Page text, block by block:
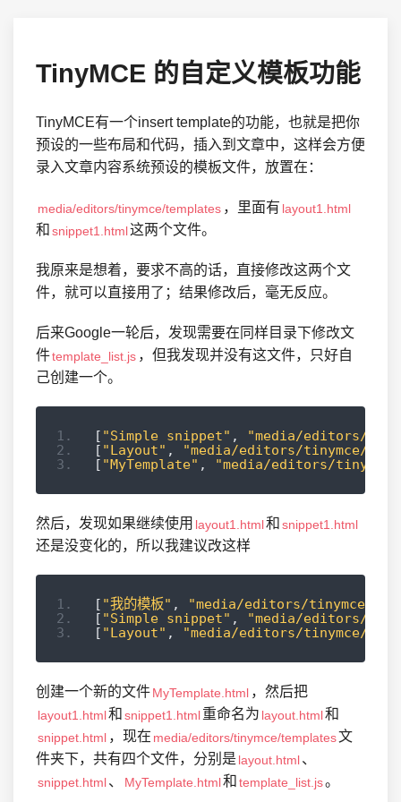
TinyMCE 的自定义模板功能
TinyMCE有一个insert template的功能，也就是把你
预设的一些布局和代码，插入到文章中，这样会方便
录入文章内容系统预设的模板文件，放置在：
media/editors/tinymce/templates ，里面有 layout1.html
和 snippet1.html这两个文件。
我原来是想着，要求不高的话，直接修改这两个文
件，就可以直接用了；结果修改后，毫无反应。
后来Google一轮后，发现需要在同样目录下修改文
件template_list.js ，但我发现并没有这文件，只好自
己创建一个。
[ "Simple snippet" ,
"media/editors/
[ "Layout" ,
"media/editors/tinymce/
[ "MyTemplate" , "media/editors/tinymce/
然后，发现如果继续使用 layout1.html和 snippet1.html
还是没变化的，所以我建议改这样
[ "我的模板" ,
"media/editors/tinymce/
[ "Simple snippet" ,
"media/editors/
[ "Layout" , "media/editors/tinymce/
创建一个新的文件MyTemplate.html ，然后把
layout1.html和 snippet1.html重命名为 layout.html和
snippet.html ，现在 media/editors/tinymce/templates文
件夹下，共有四个文件，分别是 layout.html、
snippet.html、 MyTemplate.html和 template_list.js。